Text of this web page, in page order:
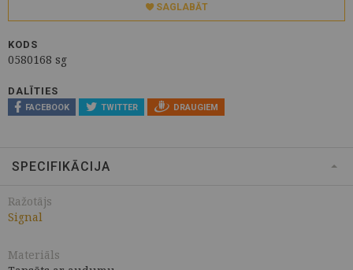
SAGLABĀT
KODS
0580168 sg
DALĪTIES
FACEBOOK TWITTER DRAUGIEM
SPECIFIKĀCIJA
Ražotājs
Signal
Materiāls